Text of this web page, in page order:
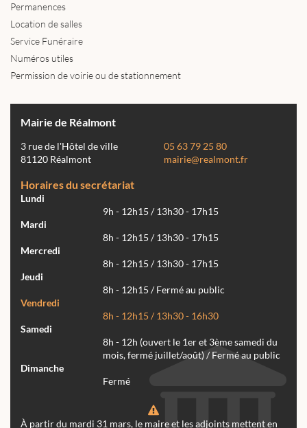
Permanences
Location de salles
Service Funéraire
Numéros utiles
Permission de voirie ou de stationnement
Mairie de Réalmont
3 rue de l'Hôtel de ville
81120 Réalmont
05 63 79 25 80
mairie@realmont.fr
Horaires du secrétariat
Lundi
9h - 12h15 / 13h30 - 17h15
Mardi
8h - 12h15 / 13h30 - 17h15
Mercredi
8h - 12h15 / 13h30 - 17h15
Jeudi
8h - 12h15 / Fermé au public
Vendredi
8h - 12h15 / 13h30 - 16h30
Samedi
8h - 12h (ouvert le 1er et 3ème samedi du
mois, fermé juillet/août) / Fermé au public
Dimanche
Fermé
À partir du mardi 31 mars, le maire et les adjoints mettent en